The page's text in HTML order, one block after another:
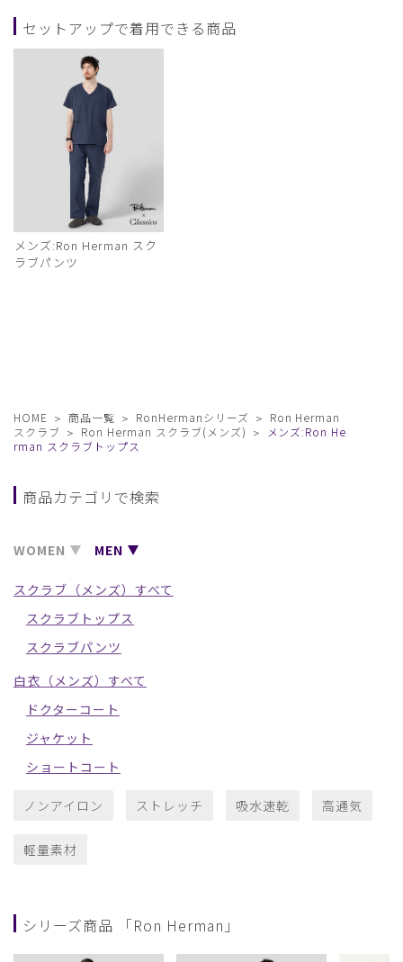
セットアップで着用できる商品
メンズ:Ron Herman スク
ラブパンツ
HOME 商品一覧 RonHermanシリーズ
Ron Herman
スクラブ
Ron Herman スクラブ(メンズ)
メンズ:Ron He
rman スクラブトップス
商品カテゴリで検索
WOMEN MEN
スクラブ（メンズ）すべて
スクラブトップス
スクラブパンツ
白衣（メンズ）すべて
ドクターコート
ジャケット
ショートコート
ノンアイロン ストレッチ 吸水速乾 高通気
軽量素材
シリーズ商品 「Ron Herman」